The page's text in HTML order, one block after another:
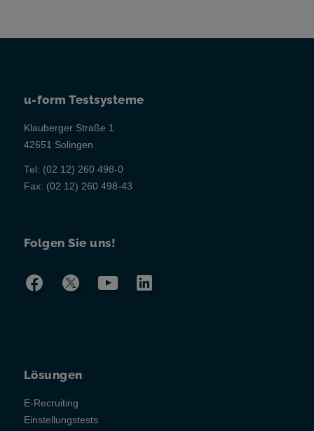
u-form Testsysteme
Klauberger Straße 1
42651 Solingen
Tel: (02 12) 260 498-0
Fax: (02 12) 260 498-43
Folgen Sie uns!
Lösungen
E-Recruiting
Einstellungstests